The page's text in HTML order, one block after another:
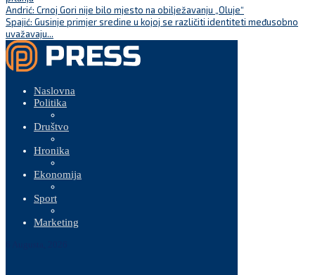
Andrić: Crnoj Gori nije bilo mjesto na obilježavanju „Oluje“
Spajić: Gusinje primjer sredine u kojoj se različiti identiteti međusobno
uvažavaju...
Naslovna
Politika
Društvo
Hronika
Ekonomija
Sport
Marketing